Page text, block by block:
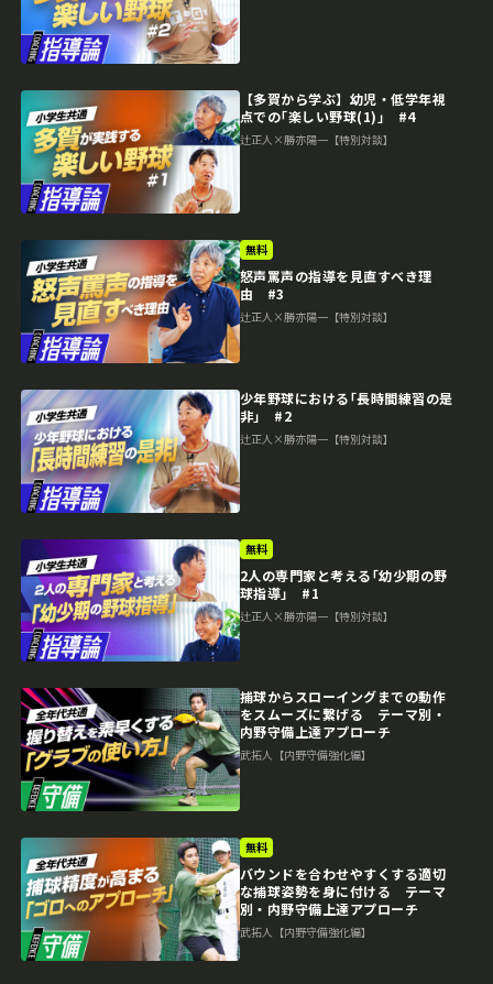
【多賀から学ぶ】幼児・低学年視
点での｢楽しい野球(1)｣ #4
辻正人×勝亦陽一【特別対談】
無料
怒声罵声の指導を見直すべき理
由 #3
辻正人×勝亦陽一【特別対談】
少年野球における｢長時間練習の是
非｣ #2
辻正人×勝亦陽一【特別対談】
無料
2人の専門家と考える｢幼少期の野
球指導｣ #1
辻正人×勝亦陽一【特別対談】
捕球からスローイングまでの動作
をスムーズに繋げる テーマ別・
内野守備上達アプローチ
武拓人【内野守備強化編】
無料
バウンドを合わせやすくする適切
な捕球姿勢を身に付ける テーマ
別・内野守備上達アプローチ
武拓人【内野守備強化編】